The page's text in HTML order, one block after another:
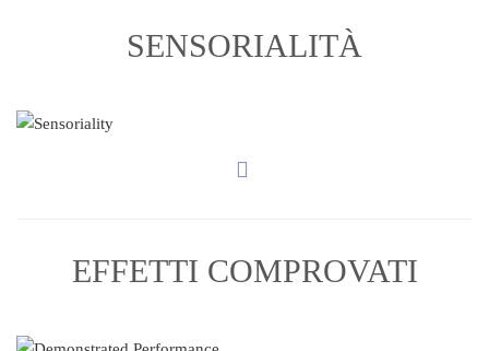
SENSORIALITÀ
EFFETTI COMPROVATI